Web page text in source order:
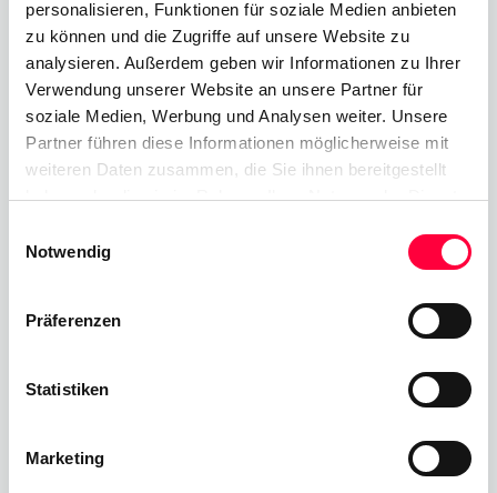
personalisieren, Funktionen für soziale Medien anbieten
zu können und die Zugriffe auf unsere Website zu
analysieren. Außerdem geben wir Informationen zu Ihrer
Verwendung unserer Website an unsere Partner für
soziale Medien, Werbung und Analysen weiter. Unsere
Partner führen diese Informationen möglicherweise mit
weiteren Daten zusammen, die Sie ihnen bereitgestellt
haben oder die sie im Rahmen Ihrer Nutzung der Dienste
Cookies, wenn Sie unsere Webseite weiterhin nutzen.
Notwendig
Präferenzen
Statistiken
Marketing
Über PASCOM
PASCOM wurde 1997 gegründet und ist Entwickler
von UCC-Telefonie Lösungen der nächsten
Generation.
Mit den innovativen Cloud UC Telefonielösungen
Geschäftskommunikation verfügt Ihr Unternehmen
vollständige Kontrolle Ihrer Firmenkommunikation
dynamisch Ihre Kommunikationsanforderungen